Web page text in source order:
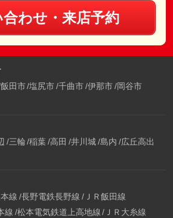
合わせ・来店予約
飯田市 塩尻市 千曲市 伊那市 岡谷市
三輪 稲葉 高田 井川城 島内 広丘高出
線 長野電鉄長野線 ＪＲ飯田線
線 松本電気鉄道上高地線
ＪＲ大糸線